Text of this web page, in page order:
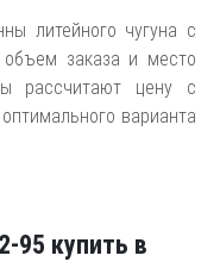
литейного чугуна с
объем заказа и место
рассчитают цену с
варианта
95 купить в